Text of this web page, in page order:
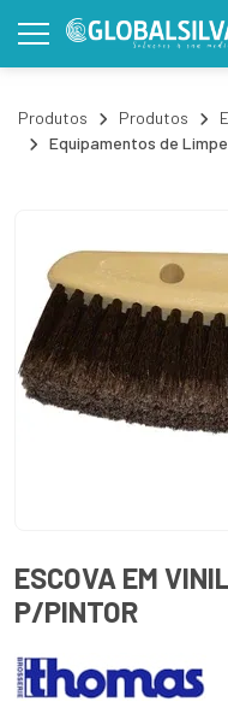
Produtos Produtos
Equipamentos de
ESCOVA EM
P/PINTOR